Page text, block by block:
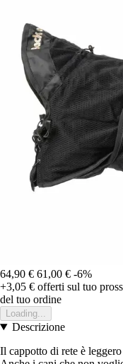
64,90 € 61,00 € -6%
+3,05 € offerti sul tuo
del tuo ordine
Loading...
Descrizione
Il cappotto di rete è